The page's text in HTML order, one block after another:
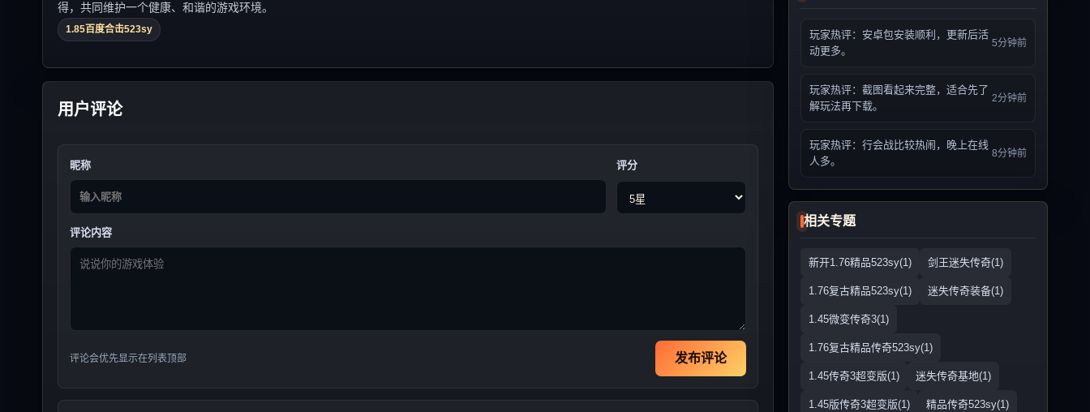
得，共同维护一个健康、和谐的游戏环境。
1.85百度合击523sy
用户评论
昵称 评分
评论内容
评论会优先显示在列表顶部 发布评论
玩家热评：安卓包安装顺利，更新后活
动更多。
5分钟前
玩家热评：截图看起来完整，适合先了
解玩法再下载。
2分钟前
玩家热评：行会战比较热闹，晚上在线
人多。
8分钟前
相关专题
新开1.76精品523sy(1) 剑王迷失传奇(1)
1.76复古精品523sy(1) 迷失传奇装备(1)
1.45微变传奇3(1)
1.76复古精品传奇523sy(1)
1.45传奇3超变版(1) 迷失传奇基地(1)
1.45版传奇3超变版(1) 精品传奇523sy(1)